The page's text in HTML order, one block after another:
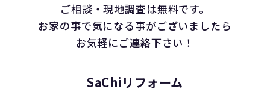
ご相談・現地調査は無料です。
お家の事で気になる事がございましたら
お気軽にご連絡下さい！
SaChiリフォーム